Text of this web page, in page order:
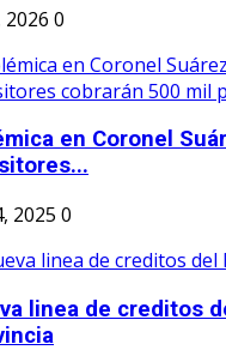
2026 0
en Coronel
2025 0
linea de creditos